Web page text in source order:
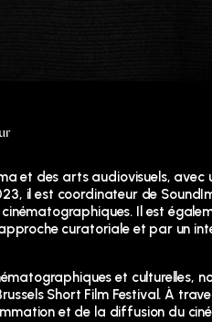
et des arts audiovisuels,
il est coordinateur de
Il est
curatoriale et par un
et culturelles,
Short Film Festival. À
et de la diffusion du